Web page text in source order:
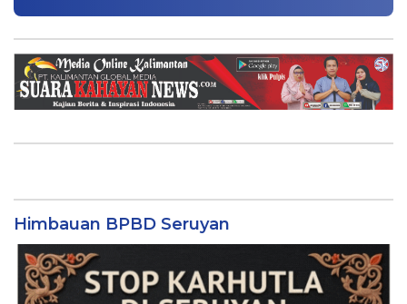
Himbauan BPBD Seruyan